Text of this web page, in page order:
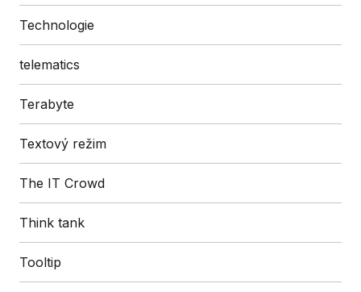
Technologie
telematics
Terabyte
Textový režim
The IT Crowd
Think tank
Tooltip